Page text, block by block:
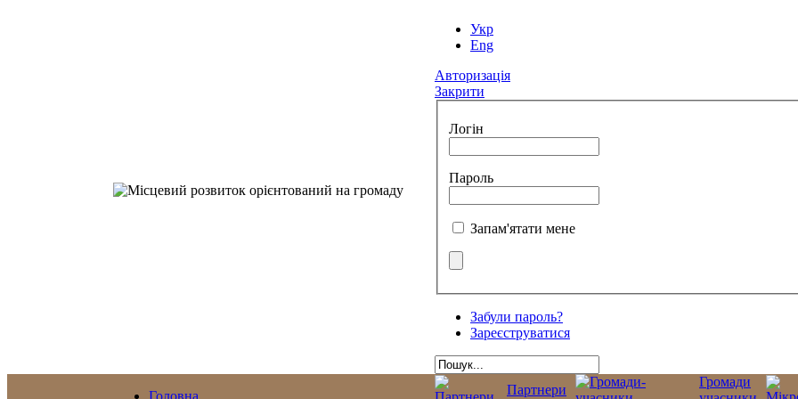
Укр
Eng
Авторизація
Закрити
Логін
Пароль
Запам'ятати мене
Забули пароль?
Зареєструватися
Головна
Партнери
Громади